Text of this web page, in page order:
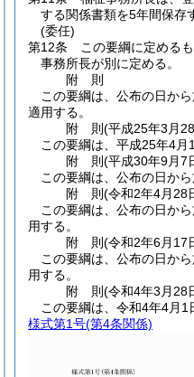
する関係書類を5年間保存
(委任)
第12条
この要綱に定める
事務所長が別に定める。
附 則
この要綱は、公布の日か
適用する。
附 則(平成25年3月
この要綱は、平成25年4月
附 則(平成30年9月7
この要綱は、公布の日から
附 則(令和2年4月28
この要綱は、公布の日か
用する。
附 則(令和2年6月17
この要綱は、公布の日か
用する。
附 則(令和4年3月28
この要綱は、令和4年4月1
様式第1号(第4条関係)